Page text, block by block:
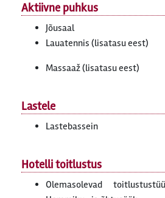
Aktiivne puhkus
Jõusaal
Lauatennis (lisatasu eest)
Massaaž (lisatasu eest)
Lastele
Lastebassein
Hotelli toitlustus
Olemasolevad